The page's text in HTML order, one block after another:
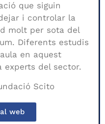
que siguin
i controlar la
molt per sota del
Diferents estudis
en aquest
experts del sector.
Scito
web